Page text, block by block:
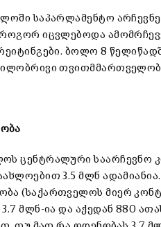
საპარლამენტო
იცვლებოდა
ბოლო 8
ცენტრალური საარჩევნო
3.5 მლნ
(საქართველოს მიერ
მლნ-ია და აქედან 880